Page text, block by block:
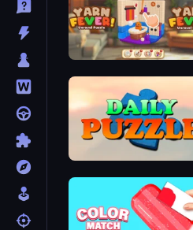
Yarn Fever! Unravel Puzzle